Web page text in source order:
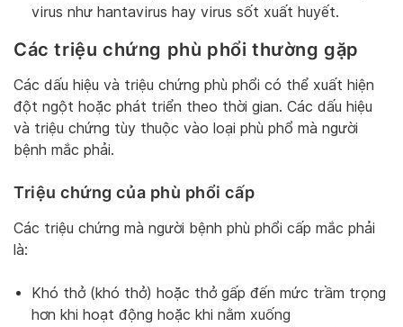
virus như hantavirus hay virus sốt xuất huyết.
Các triệu chứng phù phổi thường gặp
Các dấu hiệu và triệu chứng phù phổi có thể xuất hiện
đột ngột hoặc phát triển theo thời gian. Các dấu hiệu
và triệu chứng tùy thuộc vào loại phù phổ mà người
bệnh mắc phải.
Triệu chứng của phù phổi cấp
Các triệu chứng mà người bệnh phù phổi cấp mắc phải
là:
Khó thở (khó thở) hoặc thở gấp đến mức trầm trọng
hơn khi hoạt động hoặc khi nằm xuống